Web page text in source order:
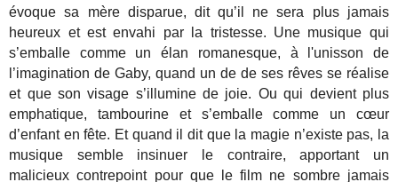
évoque sa mère disparue, dit qu’il ne sera plus jamais
heureux et est envahi par la tristesse. Une musique qui
s’emballe comme un élan romanesque, à l'unisson de
l’imagination de Gaby, quand un de de ses rêves se réalise
et que son visage s’illumine de joie. Ou qui devient plus
emphatique, tambourine et s’emballe comme un cœur
d’enfant en fête. Et quand il dit que la magie n’existe pas, la
musique semble insinuer le contraire, apportant un
malicieux contrepoint pour que le film ne sombre jamais